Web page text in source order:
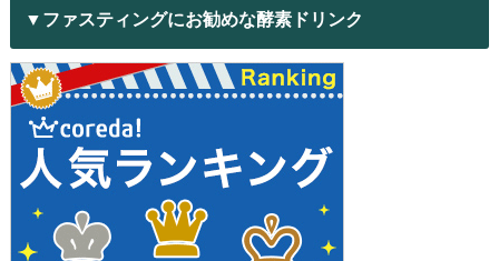
▼ファスティングにお勧めな酵素ドリンク